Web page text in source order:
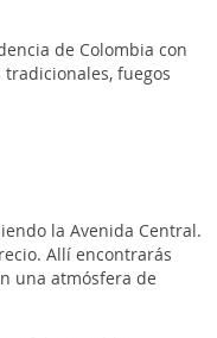
de Colombia con
fuegos
la Avenida Central.
Allí encontrarás
una atmósfera de